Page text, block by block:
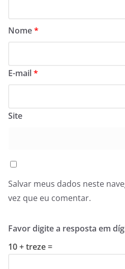
Nome*
E-mail*
Site
Salvar meus dados neste
vez que eu comentar.
Favor digite a resposta em
10 + treze =